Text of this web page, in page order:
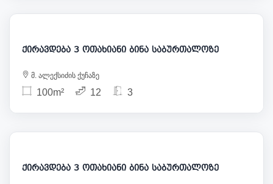
950
ქირავდება 3 ოთახიანი ბინა საბურთალოზე
მ. ალექსიძის ქუჩაზე
100m² 12 3
700
ქირავდება 3 ოთახიანი ბინა საბურთალოზე